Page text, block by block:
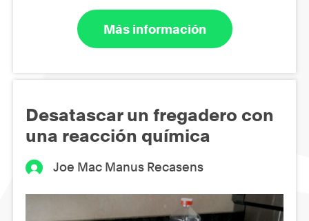
Más información
Desatascar un fregadero con
una reacción química
Joe Mac Manus Recasens